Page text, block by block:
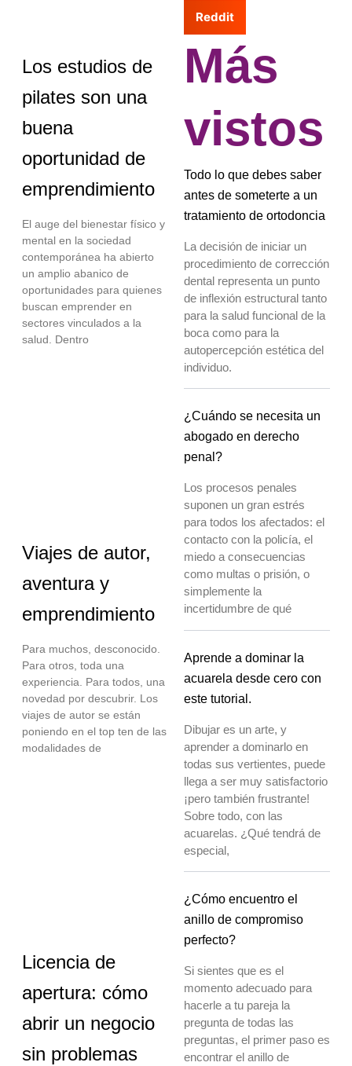
Los estudios de
pilates son una
buena
oportunidad de
emprendimiento
El auge del bienestar físico y
mental en la sociedad
contemporánea ha abierto
un amplio abanico de
oportunidades para quienes
buscan emprender en
sectores vinculados a la
salud. Dentro
Viajes de autor,
aventura y
emprendimiento
Para muchos, desconocido.
Para otros, toda una
experiencia. Para todos, una
novedad por descubrir. Los
viajes de autor se están
poniendo en el top ten de las
modalidades de
Licencia de
apertura: cómo
abrir un negocio
sin problemas
Reddit
Más
vistos
Todo lo que debes saber
antes de someterte a un
tratamiento de ortodoncia
La decisión de iniciar un
procedimiento de corrección
dental representa un punto
de inflexión estructural tanto
para la salud funcional de la
boca como para la
autopercepción estética del
individuo.
¿Cuándo se necesita un
abogado en derecho
penal?
Los procesos penales
suponen un gran estrés
para todos los afectados: el
contacto con la policía, el
miedo a consecuencias
como multas o prisión, o
simplemente la
incertidumbre de qué
Aprende a dominar la
acuarela desde cero con
este tutorial.
Dibujar es un arte, y
aprender a dominarlo en
todas sus vertientes, puede
llega a ser muy satisfactorio
¡pero también frustrante!
Sobre todo, con las
acuarelas. ¿Qué tendrá de
especial,
¿Cómo encuentro el
anillo de compromiso
perfecto?
Si sientes que es el
momento adecuado para
hacerle a tu pareja la
pregunta de todas las
preguntas, el primer paso es
encontrar el anillo de